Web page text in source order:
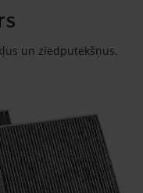
un ziedputekšņus.